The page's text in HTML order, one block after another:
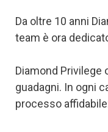
Da oltre 10 anni
team è ora
Diamond
guadagni. In ogni
processo